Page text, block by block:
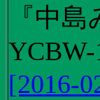
『中
YCBW-
[2016-